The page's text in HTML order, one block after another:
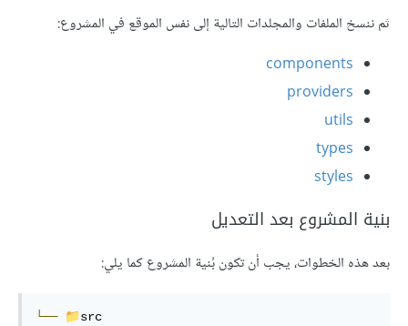
ثم ننسخ الملفات والمجلدات التالية إلى نفس الموقع في المشروع:
components
providers
utils
types
styles
بنية المشروع بعد التعديل
بعد هذه الخطوات، يجب أن تكون بُنية المشروع كما يلي:
└── 📁src